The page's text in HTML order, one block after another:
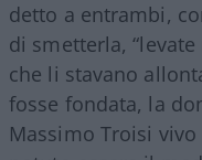
detto a entrambi,
di smetterla,
che li stavano
fosse fondata, la
Massimo Troisi